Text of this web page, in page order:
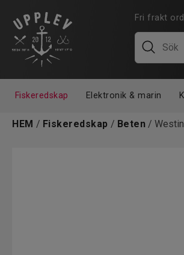
Fri frakt
Fiskeredskap Elektronik & marin
HEM / Fiskeredskap / Beten /